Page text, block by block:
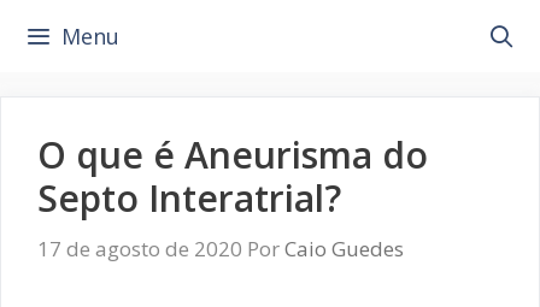
para
Menu
O que é Aneurisma do
Septo Interatrial?
17 de agosto de 2020 PorCaio Guedes